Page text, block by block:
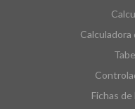
Calculadora
Fichas